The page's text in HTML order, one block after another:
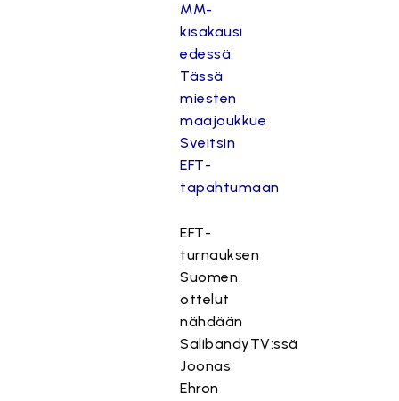
MM-
kisakausi
edessä:
Tässä
miesten
maajoukkue
Sveitsin
EFT-
tapahtumaan
EFT-
turnauksen
Suomen
ottelut
nähdään
SalibandyTV:ssä
Joonas
Ehron